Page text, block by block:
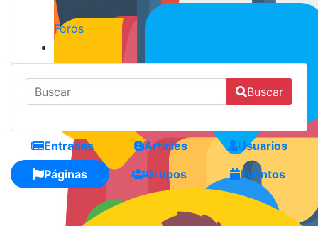
Foros
Buscar
Entradas Articles
Usuarios
Páginas
Grupos Eventos